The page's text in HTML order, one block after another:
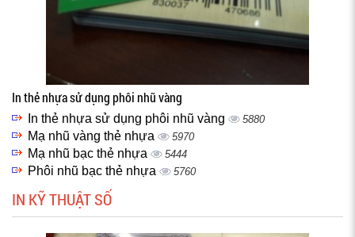
In thẻ nhựa sử dụng phôi nhũ vàng
In thẻ nhựa sử dụng phôi nhũ vàng 5880
Mạ nhũ vàng thẻ nhựa 5970
Mạ nhũ bạc thẻ nhựa 5444
Phôi nhũ bạc thẻ nhựa 5760
IN KỸ THUẬT SỐ